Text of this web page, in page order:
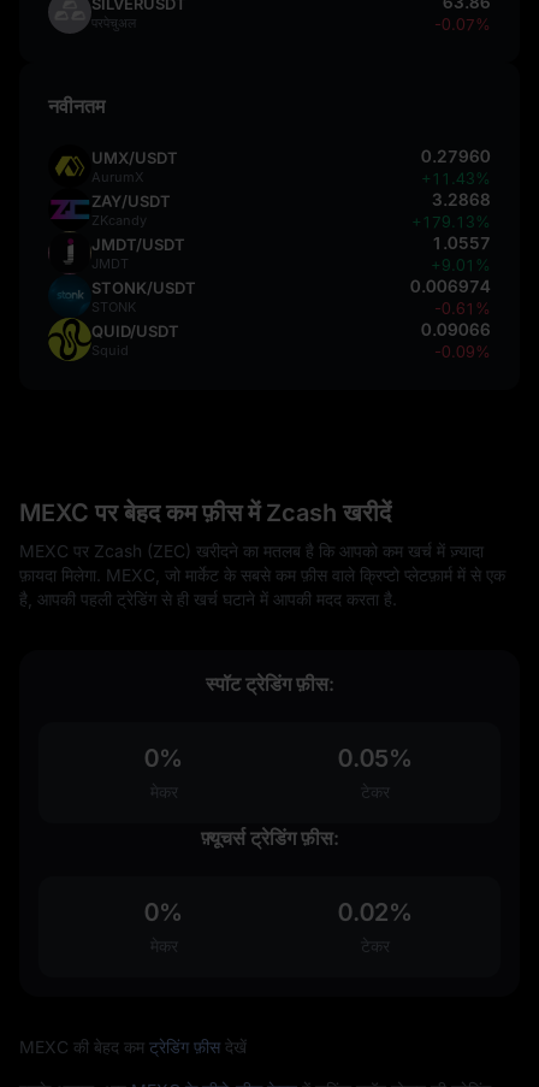
परपेचुअल -0.07%
नवीनतम
UMX/USDT
AurumX
0.27960
+11.43%
ZAY/USDT
ZKcandy
3.2868
+179.13%
JMDT/USDT
JMDT
1.0557
+9.01%
STONK/USDT
STONK
0.006974
-0.61%
QUID/USDT
Squid
0.09066
-0.09%
MEXC पर बेहद कम फ़ीस में Zcash खरीदें
MEXC पर Zcash (ZEC) खरीदने का मतलब है कि आपको कम खर्च में ज़्यादा
फ़ायदा मिलेगा. MEXC, जो मार्केट के सबसे कम फ़ीस वाले क्रिप्टो प्लेटफ़ार्म में से एक
है, आपकी पहली ट्रेडिंग से ही खर्च घटाने में आपकी मदद करता है.
स्पॉट ट्रेडिंग फ़ीस:
0%
मेकर
0.05%
टेकर
फ़्यूचर्स ट्रेडिंग फ़ीस:
0%
मेकर
0.02%
टेकर
MEXC की बेहद कम ट्रेडिंग फ़ीस देखें